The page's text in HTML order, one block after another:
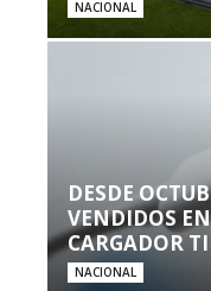
NACIONAL
DESDE
VENDIDOS
CARGADOR
NACIONAL